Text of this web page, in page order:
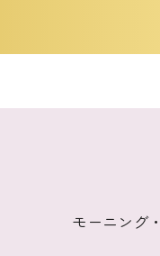
モーニング